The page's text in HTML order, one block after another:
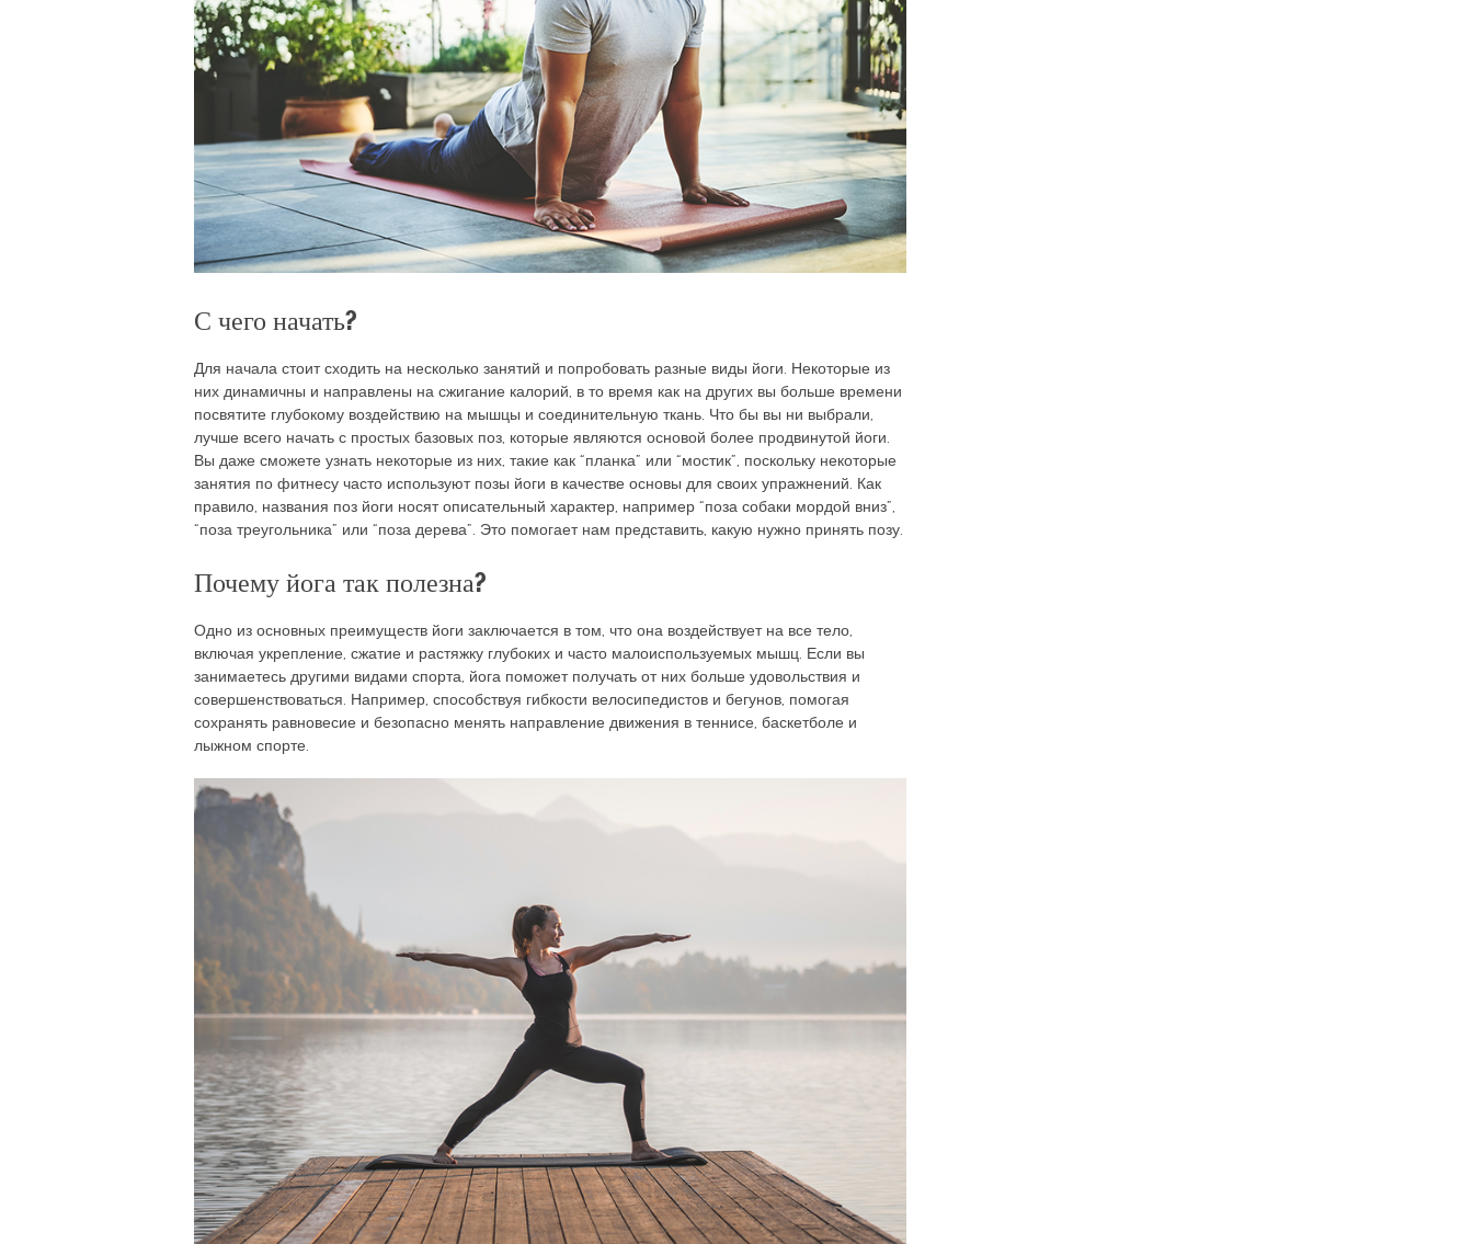
С чего начать?
Для начала стоит сходить на несколько занятий и попробовать разные виды йоги. Некоторые из
них динамичны и направлены на сжигание калорий, в то время как на других вы больше времени
посвятите глубокому воздействию на мышцы и соединительную ткань. Что бы вы ни выбрали,
лучше всего начать с простых базовых поз, которые являются основой более продвинутой йоги.
Вы даже сможете узнать некоторые из них, такие как “планка” или “мостик”, поскольку некоторые
занятия по фитнесу часто используют позы йоги в качестве основы для своих упражнений. Как
правило, названия поз йоги носят описательный характер, например “поза собаки мордой вниз”,
“поза треугольника” или “поза дерева”. Это помогает нам представить, какую нужно принять позу.
Почему йога так полезна?
Одно из основных преимуществ йоги заключается в том, что она воздействует на все тело,
включая укрепление, сжатие и растяжку глубоких и часто малоиспользуемых мышц. Если вы
занимаетесь другими видами спорта, йога поможет получать от них больше удовольствия и
совершенствоваться. Например, способствуя гибкости велосипедистов и бегунов, помогая
сохранять равновесие и безопасно менять направление движения в теннисе, баскетболе и
лыжном спорте.